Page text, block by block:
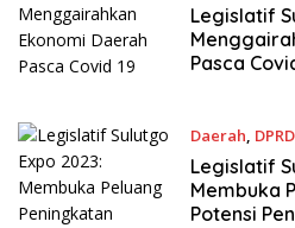
15 Juni 2023
Legislatif
Pasca
Daerah,
2023
Legislatif
Membuka
Potensi